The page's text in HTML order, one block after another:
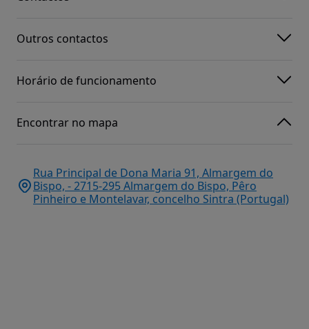
Outros contactos
Horário de funcionamento
Encontrar no mapa
Rua Principal de Dona Maria 91, Almargem do
Bispo, - 2715-295 Almargem do Bispo, Pêro
Pinheiro e Montelavar, concelho Sintra (Portugal)